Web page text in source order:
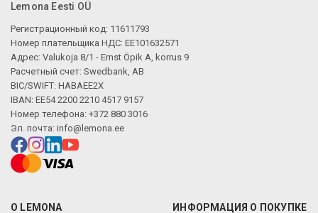
Lemona Eesti OÜ
Регистрационный код: 11611793
Номер плательщика НДС: EE101632571
Адрес: Valukoja 8/1 - Ernst Öpik A, korrus 9
Расчетный счет: Swedbank, AB
BIC/SWIFT: HABAEE2X
IBAN: EE54 2200 2210 4517 9157
Номер телефона: +372 880 3016
Эл. почта: info@lemona.ee
О LEMONA ИНФОРМАЦИЯ О ПОКУПКЕ